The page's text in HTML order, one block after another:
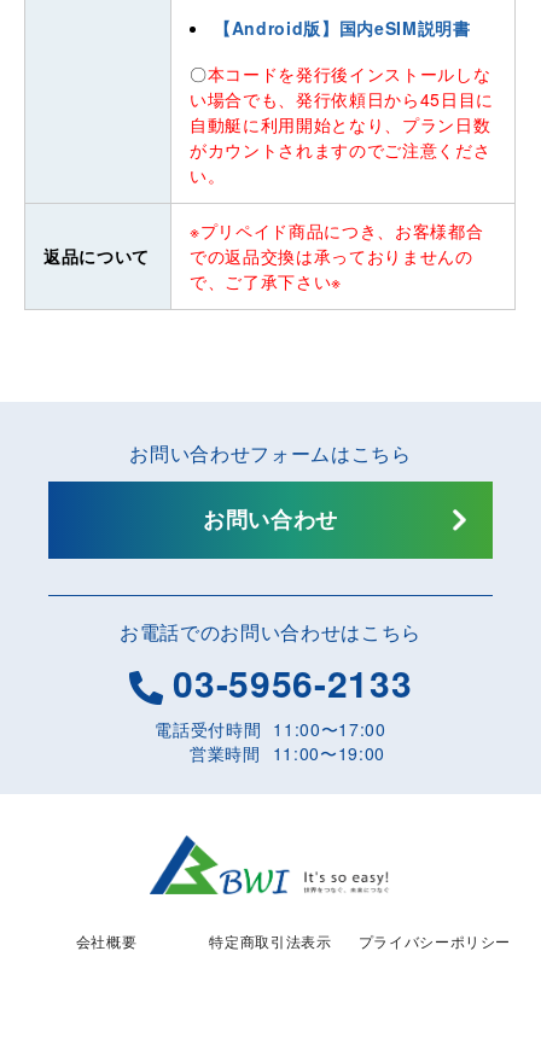
【Android版】国内eSIM説明書
〇本コードを発行後インストールしな
い場合でも、発行依頼日から45日目に
自動艇に利用開始となり、プラン日数
がカウントされますのでご注意くださ
い。
返品について
※プリペイド商品につき、お客様都合
での返品交換は承っておりませんの
で、ご了承下さい※
お電話でのお問い合わせはこちら
03-5956-2133
電話受付時間 11:00〜17:00
営業時間
11:00〜19:00
お問い合わせフォームはこちら
お問い合わせ
会社概要 特定商取引法表示 プライバシーポリシー